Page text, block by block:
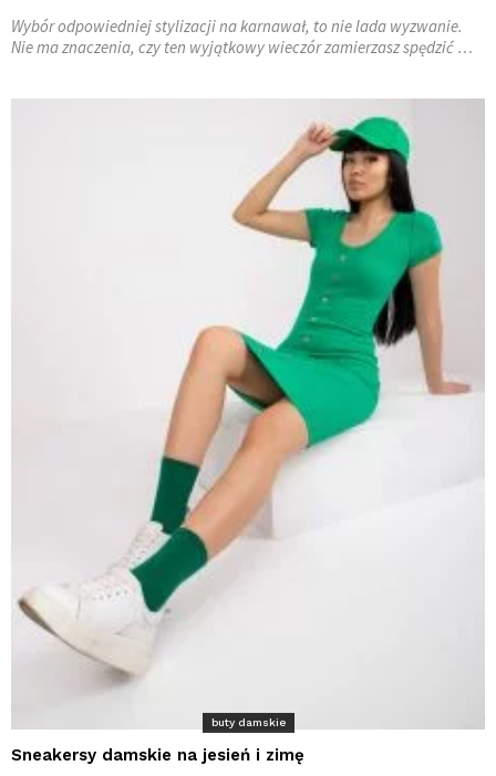
Wybór odpowiedniej stylizacji na karnawał, to nie lada wyzwanie.
Nie ma znaczenia, czy ten wyjątkowy wieczór zamierzasz spędzić …
buty damskie
Sneakersy damskie na jesień i zimę